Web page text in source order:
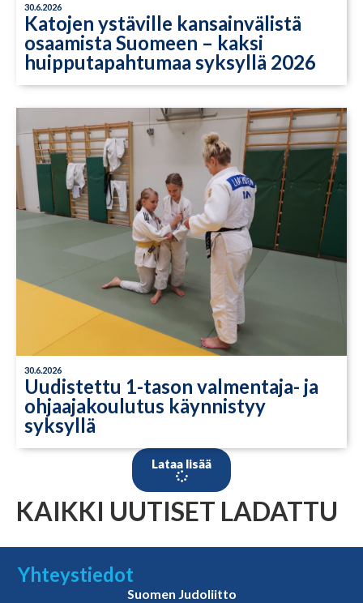
30.6.2026
Katojen ystäville kansainvälistä
osaamista Suomeen – kaksi
huipputapahtumaa syksyllä 2026
30.6.2026
Uudistettu 1-tason valmentaja- ja
ohjaajakoulutus käynnistyy
syksyllä
Lataa lisää
KAIKKI UUTISET LADATTU
Yhteystiedot
Suomen Judoliitto